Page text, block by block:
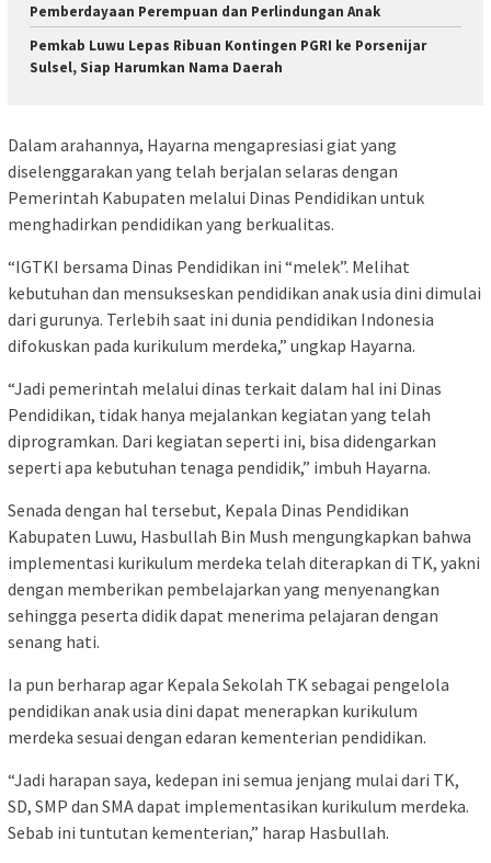
Pemberdayaan Perempuan dan Perlindungan Anak
Pemkab Luwu Lepas Ribuan Kontingen PGRI ke Porsenijar
Sulsel, Siap Harumkan Nama Daerah
Dalam arahannya, Hayarna mengapresiasi giat yang
diselenggarakan yang telah berjalan selaras dengan
Pemerintah Kabupaten melalui Dinas Pendidikan untuk
menghadirkan pendidikan yang berkualitas.
“IGTKI bersama Dinas Pendidikan ini “melek”. Melihat
kebutuhan dan mensukseskan pendidikan anak usia dini dimulai
dari gurunya. Terlebih saat ini dunia pendidikan Indonesia
difokuskan pada kurikulum merdeka,” ungkap Hayarna.
“Jadi pemerintah melalui dinas terkait dalam hal ini Dinas
Pendidikan, tidak hanya mejalankan kegiatan yang telah
diprogramkan. Dari kegiatan seperti ini, bisa didengarkan
seperti apa kebutuhan tenaga pendidik,” imbuh Hayarna.
Senada dengan hal tersebut, Kepala Dinas Pendidikan
Kabupaten Luwu, Hasbullah Bin Mush mengungkapkan bahwa
implementasi kurikulum merdeka telah diterapkan di TK, yakni
dengan memberikan pembelajarkan yang menyenangkan
sehingga peserta didik dapat menerima pelajaran dengan
senang hati.
Ia pun berharap agar Kepala Sekolah TK sebagai pengelola
pendidikan anak usia dini dapat menerapkan kurikulum
merdeka sesuai dengan edaran kementerian pendidikan.
“Jadi harapan saya, kedepan ini semua jenjang mulai dari TK,
SD, SMP dan SMA dapat implementasikan kurikulum merdeka.
Sebab ini tuntutan kementerian,” harap Hasbullah.